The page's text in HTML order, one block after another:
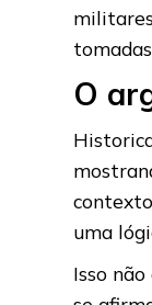
O
uma
Isso